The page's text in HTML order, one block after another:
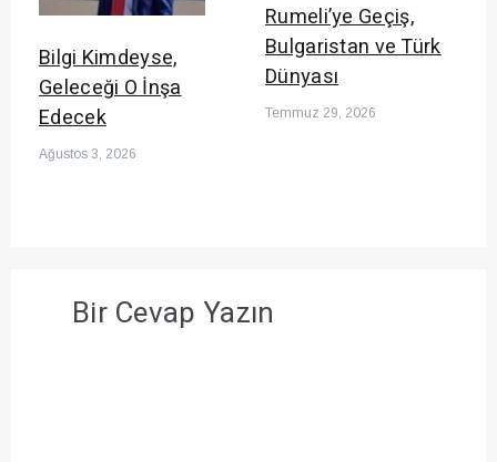
Bilgi Kimdeyse,
Geleceği O İnşa
Edecek
Ağustos 3, 2026
Rumeli’ye Geçiş,
Bulgaristan ve Türk
Dünyası
Temmuz 29, 2026
Bir Cevap Yazın